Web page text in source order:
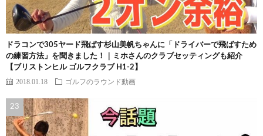
ドラコンで305ヤード飛ばす杉山美帆ちゃんに「ドライバーで飛ばすため
の練習方法」を聞きました！｜ミホさんのクラブセッティングも紹介
【ブリストンヒル ゴルフクラブ H1-2】
2018.01.18 ゴルフのラウンド動画